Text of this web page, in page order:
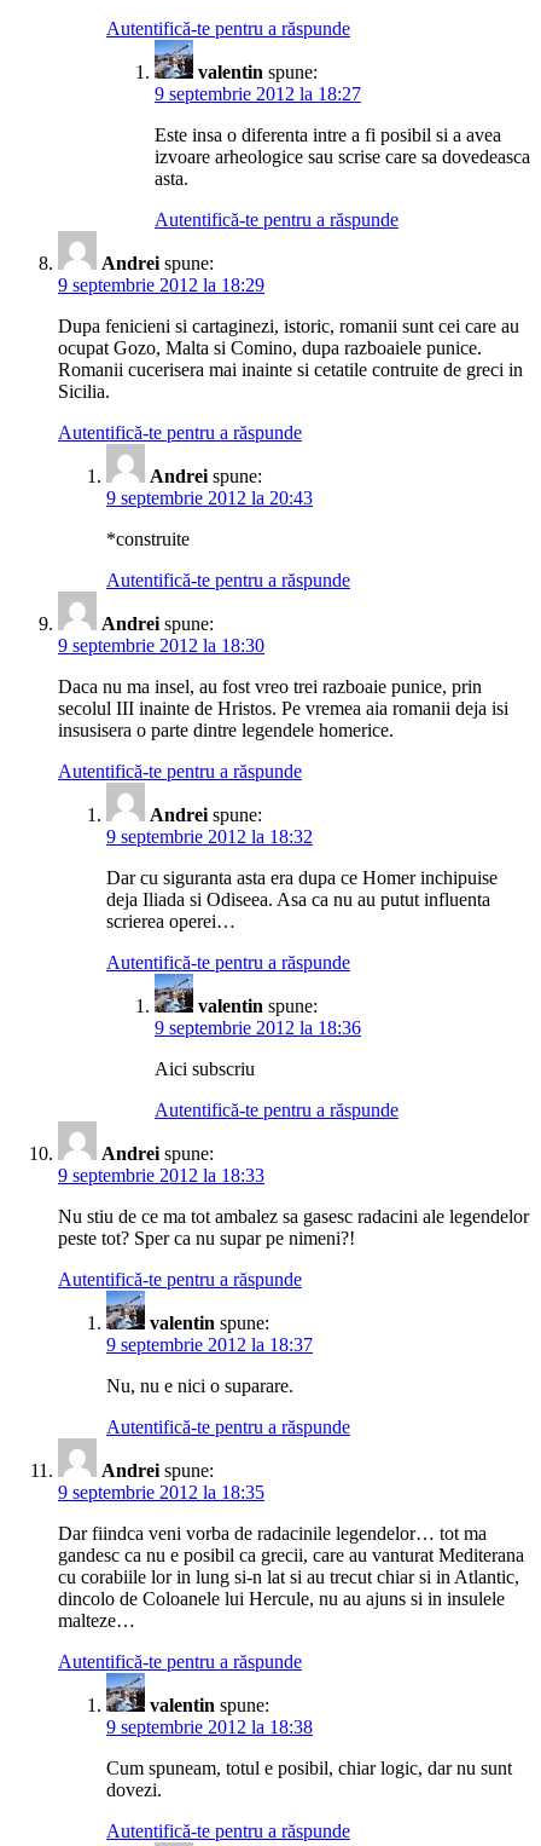
Autentifică-te pentru a răspunde
valentin spune:
9 septembrie 2012 la 18:27
Este insa o diferenta intre a fi posibil si a avea
izvoare arheologice sau scrise care sa dovedeasca
asta.
Autentifică-te pentru a răspunde
Andrei spune:
9 septembrie 2012 la 18:29
Dupa fenicieni si cartaginezi, istoric, romanii sunt cei care au
ocupat Gozo, Malta si Comino, dupa razboaiele punice.
Romanii cucerisera mai inainte si cetatile contruite de greci in
Sicilia.
Autentifică-te pentru a răspunde
Andrei spune:
9 septembrie 2012 la 20:43
*construite
Autentifică-te pentru a răspunde
Andrei spune:
9 septembrie 2012 la 18:30
Daca nu ma insel, au fost vreo trei razboaie punice, prin
secolul III inainte de Hristos. Pe vremea aia romanii deja isi
insusisera o parte dintre legendele homerice.
Autentifică-te pentru a răspunde
Andrei spune:
9 septembrie 2012 la 18:32
Dar cu siguranta asta era dupa ce Homer inchipuise
deja Iliada si Odiseea. Asa ca nu au putut influenta
scrierea operei…
Autentifică-te pentru a răspunde
valentin spune:
9 septembrie 2012 la 18:36
Aici subscriu
Autentifică-te pentru a răspunde
Andrei spune:
9 septembrie 2012 la 18:33
Nu stiu de ce ma tot ambalez sa gasesc radacini ale legendelor
peste tot? Sper ca nu supar pe nimeni?!
Autentifică-te pentru a răspunde
valentin spune:
9 septembrie 2012 la 18:37
Nu, nu e nici o suparare.
Autentifică-te pentru a răspunde
Andrei spune:
9 septembrie 2012 la 18:35
Dar fiindca veni vorba de radacinile legendelor… tot ma
gandesc ca nu e posibil ca grecii, care au vanturat Mediterana
cu corabiile lor in lung si-n lat si au trecut chiar si in Atlantic,
dincolo de Coloanele lui Hercule, nu au ajuns si in insulele
malteze…
Autentifică-te pentru a răspunde
valentin spune:
9 septembrie 2012 la 18:38
Cum spuneam, totul e posibil, chiar logic, dar nu sunt
dovezi.
Autentifică-te pentru a răspunde